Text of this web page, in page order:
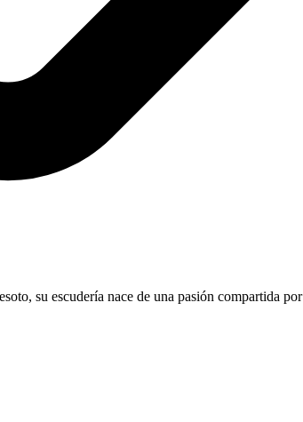
su escudería nace de una pasión compartida por